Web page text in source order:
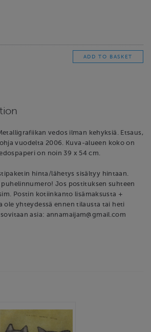
vedos ilman kehyksiä. Etsaus,
vuodelta 2006. Kuva-alueen koko on
on noin 39 x 54 cm.
hinta/lähetys sisältyy hintaan.
Jos postituksen suhteen
Postin kotiinkanto lisämaksusta +
ole yhteydessä ennen tilausta tai heti
asia: annamaijam@gmail.com